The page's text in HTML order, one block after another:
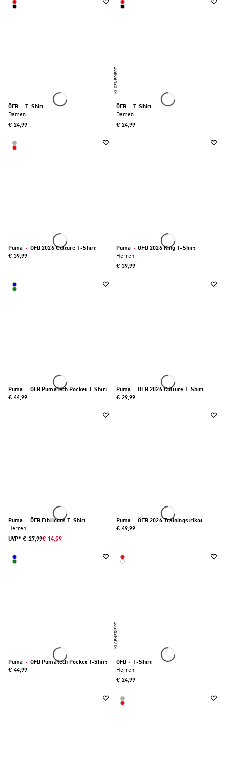
ÖFB ·
T-Shirt
Damen
€ 24,99
KI-GENERIERT
ÖFB ·
T-Shirt
Damen
€ 24,99
Puma · ÖFB 2026 Culture T-Shirt
€ 39,99
Puma · ÖFB 2026 King T-Shirt
Herren
€ 39,99
Puma · ÖFB Pumatech Pocket T-Shirt
€ 44,99
Puma · ÖFB 2026 Culture T-Shirt
€ 29,99
Puma · ÖFB Ftblicons T-Shirt
Herren
UVP* € 27,99€ 14,99
Puma · ÖFB 2026 Trainingstrikot
€ 49,99
Puma · ÖFB Pumatech Pocket T-Shirt
€ 44,99
KI-GENERIERT
ÖFB ·
T-Shirt
Herren
€ 24,99